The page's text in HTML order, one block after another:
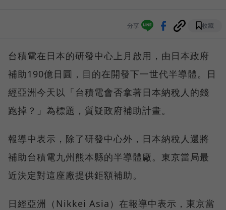
分享 收藏
台積電在日本的研發中心上月啟用，由日本政府
補助190億日圓，目的在開發下一世代半導體。日
經亞洲今天以「台積電會否拿著日本納稅人的錢
跑掉？」為標題，質疑政府補助計畫。
報導中表示，除了研發中心外，日本納稅人還將
補助台積電九州熊本縣的半導體廠。東京當局最
近決定對這座廠提供鉅額補助。
日經亞洲（Nikkei Asia）在報導中表示，東京當